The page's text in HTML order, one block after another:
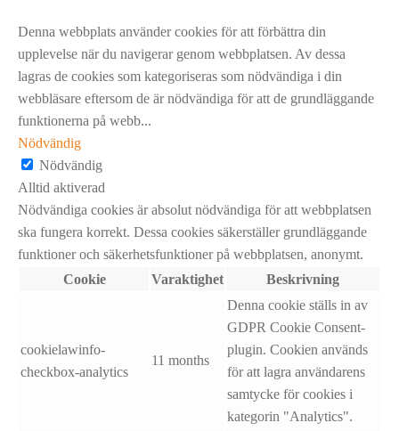
Denna webbplats använder cookies för att förbättra din
upplevelse när du navigerar genom webbplatsen. Av dessa
lagras de cookies som kategoriseras som nödvändiga i din
webbläsare eftersom de är nödvändiga för att de grundläggande
funktionerna på webb...
Nödvändig
Nödvändig
Alltid aktiverad
Nödvändiga cookies är absolut nödvändiga för att webbplatsen
ska fungera korrekt. Dessa cookies säkerställer grundläggande
funktioner och säkerhetsfunktioner på webbplatsen, anonymt.
Cookie
Varaktighet Beskrivning
cookielawinfo-
checkbox-analytics
11 months
Denna cookie ställs in av
GDPR Cookie Consent-
plugin. Cookien används
för att lagra användarens
samtycke för cookies i
kategorin "Analytics".